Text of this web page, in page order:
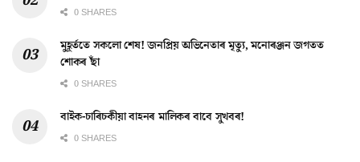
0 SHARES
মুহূৰ্ততে সকলো শেষ! জনপ্ৰিয় অভিনেতাৰ মৃত্যু, মনোৰঞ্জন জগতত
শোকৰ ছাঁ
0 SHARES
বাইক-চাৰিচকীয়া বাহনৰ মালিকৰ বাবে সুখবৰ!
0 SHARES